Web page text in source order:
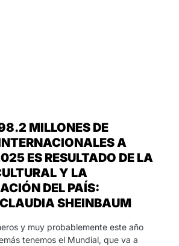
MILLONES DE
A
ES RESULTADO DE LA
Y LA
DEL PAÍS:
SHEINBAUM
y muy probablemente este año
tenemos el Mundial, que va a